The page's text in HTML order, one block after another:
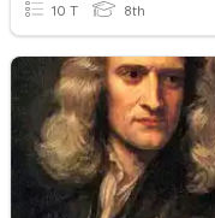
10 T 8th